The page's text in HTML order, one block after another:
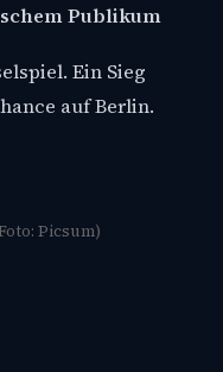
Publikum
Ein Sieg
auf Berlin.
Picsum)